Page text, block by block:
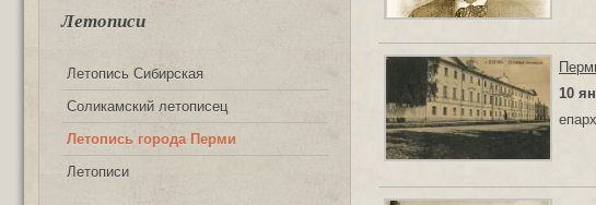
Летописи
Летопись Сибирская
Соликамский летописец
Летопись города Перми
Летописи
10